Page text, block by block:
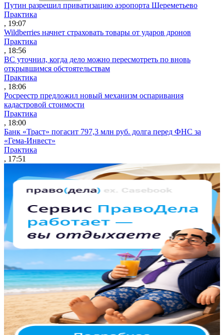
Путин разрешил приватизацию аэропорта Шереметьево
Практика
, 19:07
Wildberries начнет страховать товары от ударов дронов
Практика
, 18:56
ВС уточнил, когда дело можно пересмотреть по вновь
открывшимся обстоятельствам
Практика
, 18:06
Росреестр предложил новый механизм оспаривания
кадастровой стоимости
Практика
, 18:00
Банк «Траст» погасит 797,3 млн руб. долга перед ФНС за
«Гема-Инвест»
Практика
, 17:51